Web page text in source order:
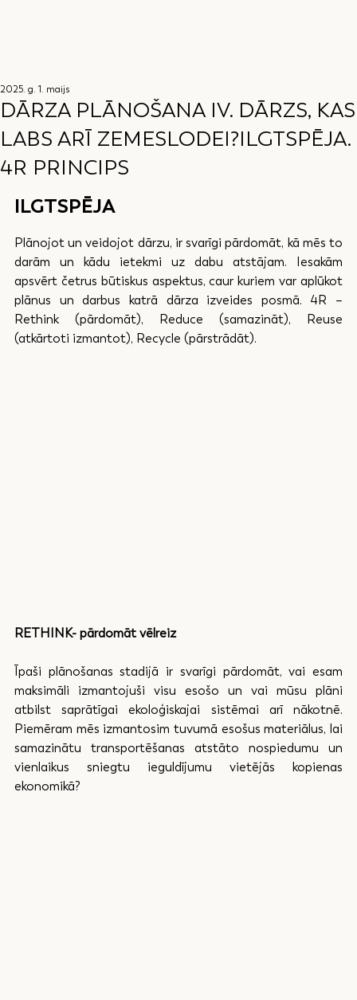
DĀRZA PLĀNOŠANA IV. DĀRZS, KAS
LABS ARĪ ZEMESLODEI?ILGTSPĒJA.
4R PRINCIPS
2025. g. 1. maijs
ILGTSPĒJA
Plānojot un veidojot dārzu, ir svarīgi pārdomāt, kā mēs to
darām un kādu ietekmi uz dabu atstājam. Iesakām
apsvērt četrus būtiskus aspektus, caur kuriem var aplūkot
plānus un darbus katrā dārza izveides posmā. 4R –
Rethink (pārdomāt), Reduce (samazināt), Reuse
(atkārtoti izmantot), Recycle (pārstrādāt).
RETHINK- pārdomāt vēlreiz
Īpaši plānošanas stadijā ir svarīgi pārdomāt, vai esam
maksimāli izmantojuši visu esošo un vai mūsu plāni
atbilst saprātīgai ekoloģiskajai sistēmai arī nākotnē.
Piemēram mēs izmantosim tuvumā esošus materiālus, lai
samazinātu transportēšanas atstāto nospiedumu un
vienlaikus sniegtu ieguldījumu vietējās kopienas
ekonomikā?